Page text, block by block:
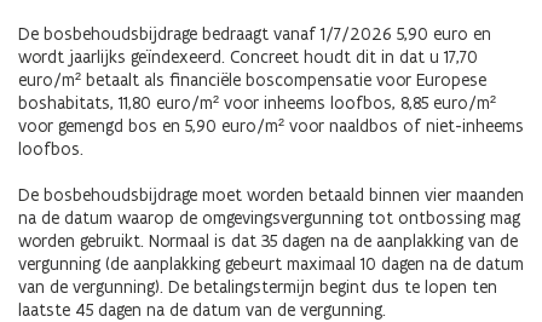
De bosbehoudsbijdrage bedraagt vanaf 1/7/2026 5,90 euro en
wordt jaarlijks geïndexeerd. Concreet houdt dit in dat u 17,70
euro/m² betaalt als financiële boscompensatie voor Europese
boshabitats, 11,80 euro/m² voor inheems loofbos, 8,85 euro/m²
voor gemengd bos en 5,90 euro/m² voor naaldbos of niet-inheems
loofbos.
De bosbehoudsbijdrage moet worden betaald binnen vier maanden
na de datum waarop de omgevingsvergunning tot ontbossing mag
worden gebruikt. Normaal is dat 35 dagen na de aanplakking van de
vergunning (de aanplakking gebeurt maximaal 10 dagen na de datum
van de vergunning). De betalingstermijn begint dus te lopen ten
laatste 45 dagen na de datum van de vergunning.